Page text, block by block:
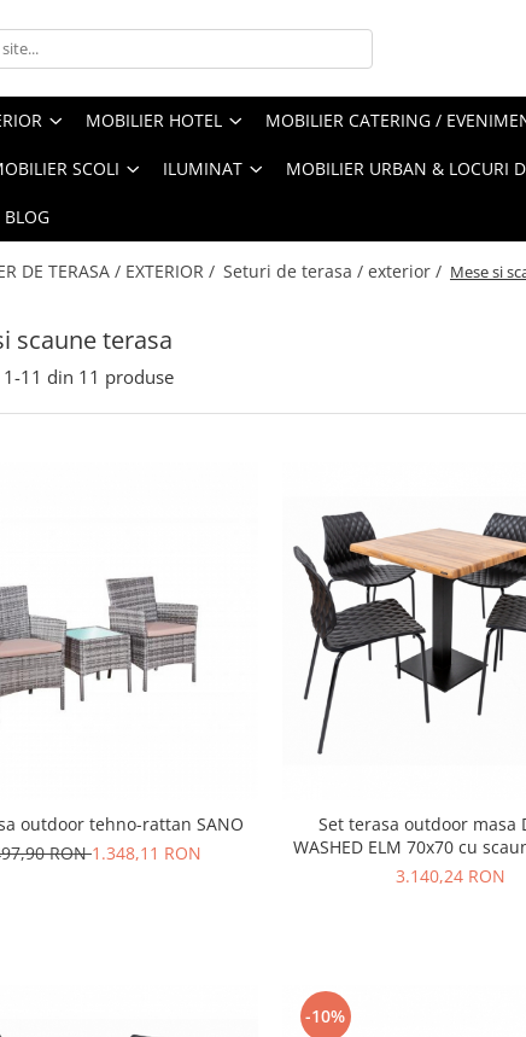
MOBILIER HOTEL MOBILIER CATERING /
SCOLI ILUMINAT MOBILIER URBAN & LOCURI
BLOG
DE TERASA / EXTERIOR / Seturi de terasa / exterior / Mese si
scaune terasa
1-11 din 11 produse
outdoor tehno-rattan SANO
RON1.348,11 RON
Set terasa outdoor masa
WASHED ELM 70x70 cu
3.140,24 RON
-10%